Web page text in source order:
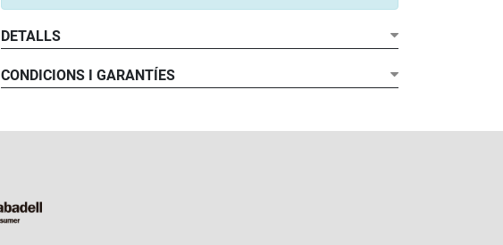
DETALLS
CONDICIONS I GARANTÍES